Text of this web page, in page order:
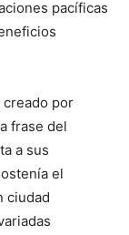
pacíficas
creado por
frase del
a sus
el
ciudad